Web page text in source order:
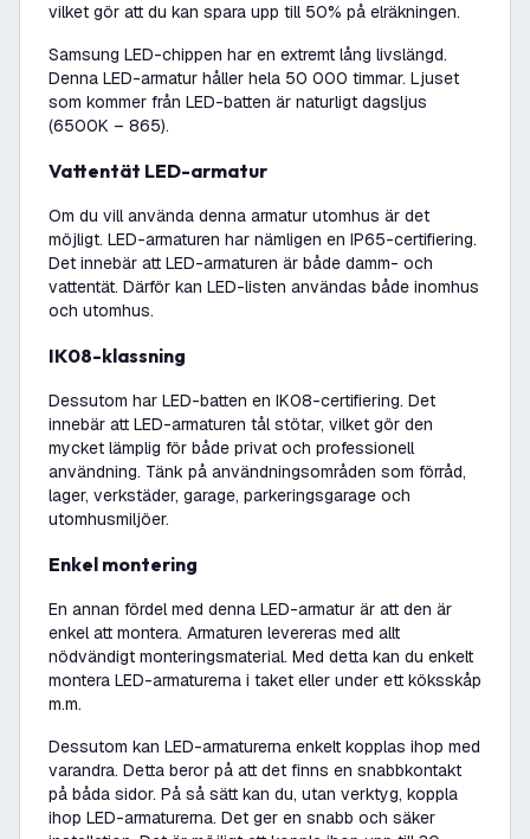
vilket gör att du kan spara upp till 50% på elräkningen.
Samsung LED-chippen har en extremt lång livslängd.
Denna LED-armatur håller hela 50 000 timmar. Ljuset
som kommer från LED-batten är naturligt dagsljus
(6500K – 865).
Vattentät LED-armatur
Om du vill använda denna armatur utomhus är det
möjligt. LED-armaturen har nämligen en IP65-certifiering.
Det innebär att LED-armaturen är både damm- och
vattentät. Därför kan LED-listen användas både inomhus
och utomhus.
IK08-klassning
Dessutom har LED-batten en IK08-certifiering. Det
innebär att LED-armaturen tål stötar, vilket gör den
mycket lämplig för både privat och professionell
användning. Tänk på användningsområden som förråd,
lager, verkstäder, garage, parkeringsgarage och
utomhusmiljöer.
Enkel montering
En annan fördel med denna LED-armatur är att den är
enkel att montera. Armaturen levereras med allt
nödvändigt monteringsmaterial. Med detta kan du enkelt
montera LED-armaturerna i taket eller under ett köksskåp
m.m.
Dessutom kan LED-armaturerna enkelt kopplas ihop med
varandra. Detta beror på att det finns en snabbkontakt
på båda sidor. På så sätt kan du, utan verktyg, koppla
ihop LED-armaturerna. Det ger en snabb och säker